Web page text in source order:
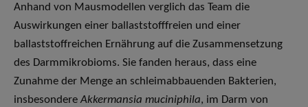
Anhand von Mausmodellen verglich das Team die
Auswirkungen einer ballaststofffreien und einer
ballaststoffreichen Ernährung auf die Zusammensetzung
des Darmmikrobioms. Sie fanden heraus, dass eine
Zunahme der Menge an schleimabbauenden Bakterien,
insbesondereAkkermansia muciniphila, im Darm von